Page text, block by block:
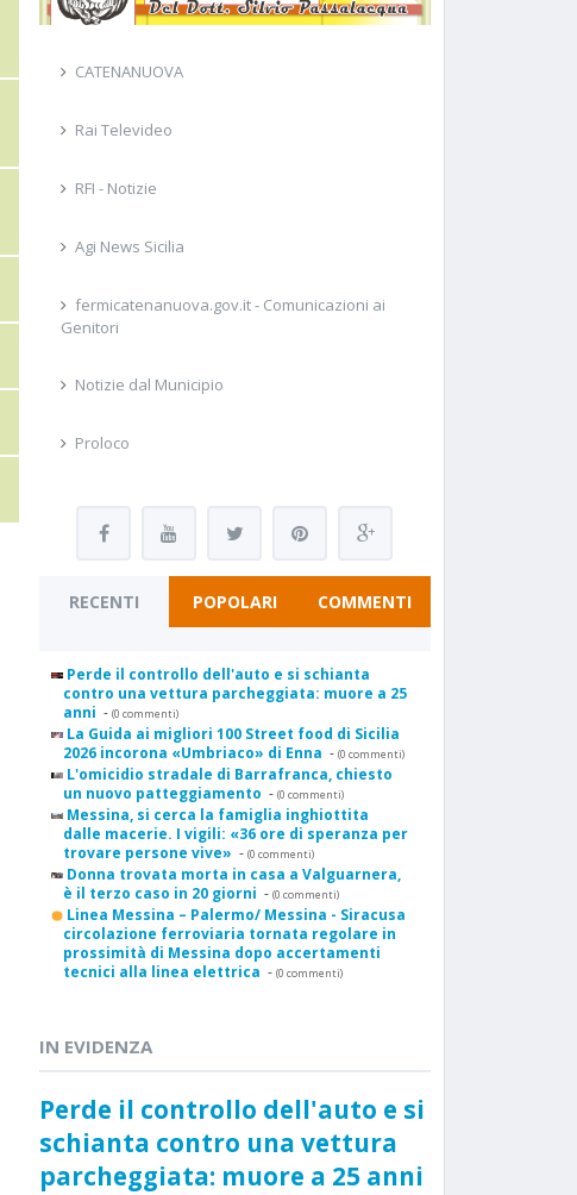
CATENANUOVA
Rai Televideo
RFI - Notizie
Agi News Sicilia
fermicatenanuova.gov.it - Comunicazioni ai
Genitori
Notizie dal Municipio
Proloco
RECENTI POPOLARI COMMENTI
Perde il controllo dell'auto e si schianta
contro una vettura parcheggiata: muore a 25
anni - (0 commenti)
La Guida ai migliori 100 Street food di Sicilia
2026 incorona «Umbriaco» di Enna - (0 commenti)
L'omicidio stradale di Barrafranca, chiesto
un nuovo patteggiamento - (0 commenti)
Messina, si cerca la famiglia inghiottita
dalle macerie. I vigili: «36 ore di speranza per
trovare persone vive» - (0 commenti)
Donna trovata morta in casa a Valguarnera,
è il terzo caso in 20 giorni - (0 commenti)
Linea Messina – Palermo/ Messina - Siracusa
circolazione ferroviaria tornata regolare in
prossimità di Messina dopo accertamenti
tecnici alla linea elettrica - (0 commenti)
IN EVIDENZA
Perde il controllo dell'auto e si
schianta contro una vettura
parcheggiata: muore a 25 anni